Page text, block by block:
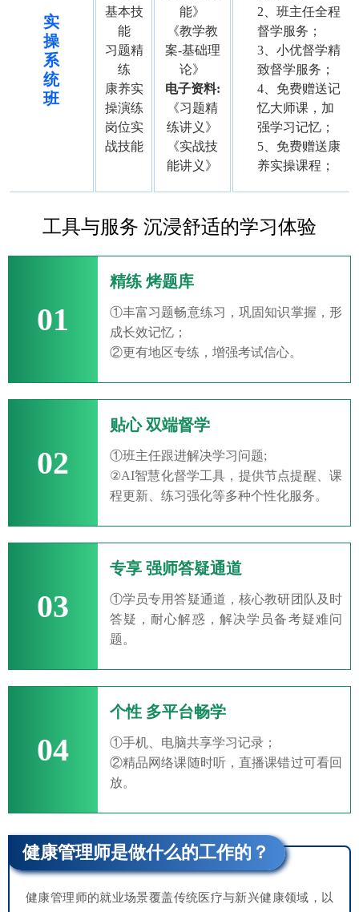
实
操
系
统
班
基本技
能
习题精
练
康养实
操演练
岗位实
战技能
能》
《教学教
案-基础理
论》
电子资料:
《习题精
练讲义》
《实战技
能讲义》
2、班主任全程
督学服务；
3、小优督学精
致督学服务；
4、免费赠送记
忆大师课，加
强学习记忆；
5、免费赠送康
养实操课程；
工具与服务 沉浸舒适的学习体验
01
精练 烤题库
①丰富习题畅意练习，巩固知识掌握，形
成长效记忆；
②更有地区专练，增强考试信心。
02
贴心 双端督学
①班主任跟进解决学习问题;
②AI智慧化督学工具，提供节点提醒、课
程更新、练习强化等多种个性化服务。
03
专享 强师答疑通道
①学员专用答疑通道，核心教研团队及时
答疑，耐心解惑，解决学员备考疑难问
题。
04
个性 多平台畅学
①手机、电脑共享学习记录；
②精品网络课随时听，直播课错过可看回
放。
健康管理师是做什么的工作的？
健康管理师的就业场景覆盖传统医疗与新兴健康领域，以